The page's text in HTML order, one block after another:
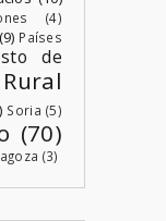
(4)
(9) Países
de
Rural
Soria (5)
(70)
(3)